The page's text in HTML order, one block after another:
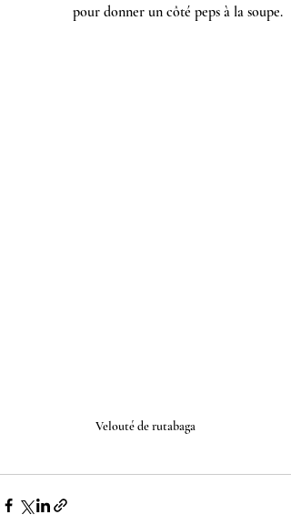
pour donner un côté peps à la soupe.
Velouté de rutabaga